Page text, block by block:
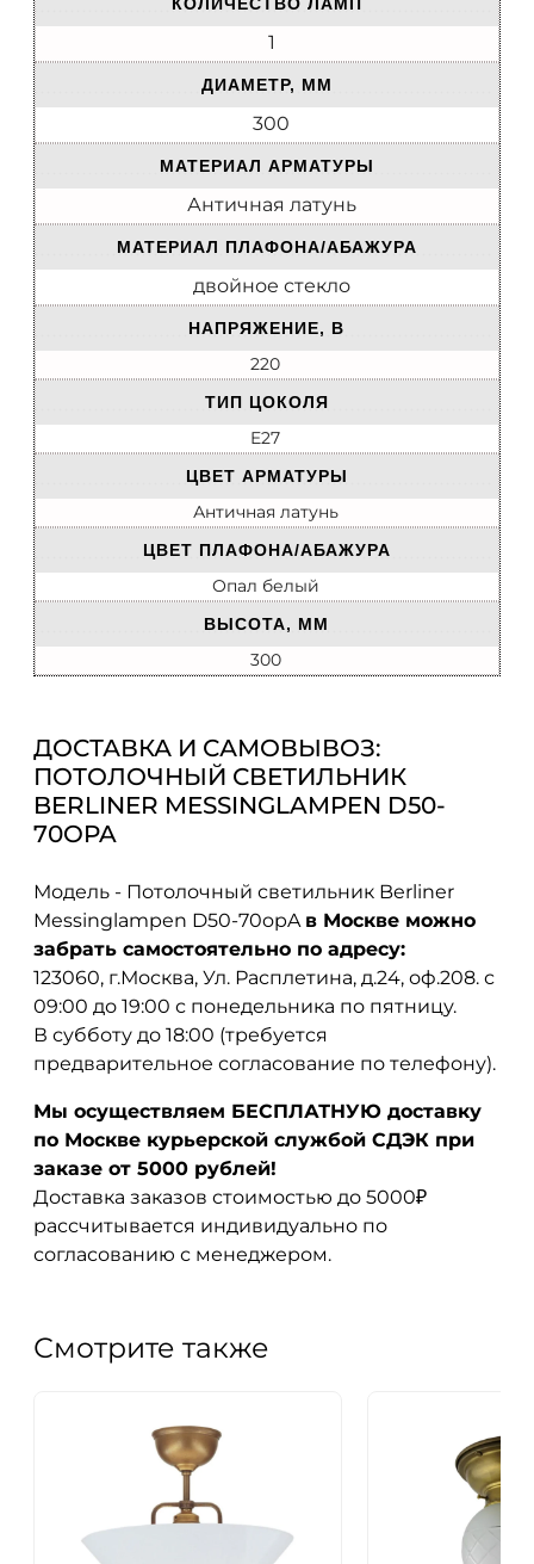
1
ДИАМЕТР, ММ
300
МАТЕРИАЛ АРМАТУРЫ
Античная латунь
МАТЕРИАЛ ПЛАФОНА/АБАЖУРА
двойное стекло
НАПРЯЖЕНИЕ, В
220
ТИП ЦОКОЛЯ
E27
ЦВЕТ АРМАТУРЫ
Античная латунь
ЦВЕТ ПЛАФОНА/АБАЖУРА
Опал белый
ВЫСОТА, ММ
300
ДОСТАВКА И САМОВЫВОЗ:
ПОТОЛОЧНЫЙ СВЕТИЛЬНИК
BERLINER MESSINGLAMPEN D50-
70OPA
Модель - Потолочный светильник Berliner
Messinglampen D50-70opA в Москве можно
забрать самостоятельно по адресу:
123060, г.Москва, Ул. Расплетина, д.24, оф.208. с
09:00 до 19:00 с понедельника по пятницу.
В субботу до 18:00 (требуется
предварительное согласование по телефону).
Мы осуществляем БЕСПЛАТНУЮ доставку
по Москве курьерской службой СДЭК при
заказе от 5000 рублей!
Доставка заказов стоимостью до 5000₽
рассчитывается индивидуально по
согласованию с менеджером.
Смотрите также